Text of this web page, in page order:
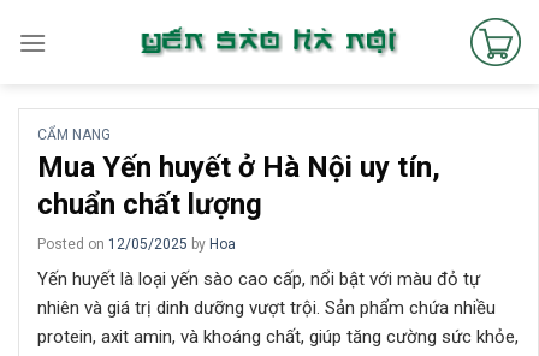
CẨM NANG
Mua Yến huyết ở Hà Nội uy tín,
chuẩn chất lượng
Posted on 12/05/2025 by Hoa
Yến huyết là loại yến sào cao cấp, nổi bật với màu đỏ tự
nhiên và giá trị dinh dưỡng vượt trội. Sản phẩm chứa nhiều
protein, axit amin, và khoáng chất, giúp tăng cường sức khỏe,